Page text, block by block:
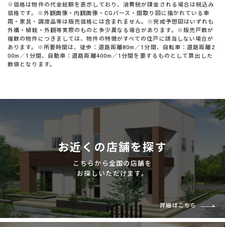
※価格は物件の代金総額を表示しており、消費税が課金される場合は税込み
価格です。※外観画像・内観画像・CGパース・間取り図に描かれている車
両・家具・調度品等は販売価格には含まれません。※完成予想図はいずれも
外構・植栽・外観等実際のものと多少異なる場合があります。※販売戸数が
複数の物件につきましては、物件の特徴がすべての住戸に該当しない場合が
あります。※所要時間は、徒歩：道路距離80m／1分間、自転車：道路距離2
00m／1分間、自動車：道路距離400m／1分間を要するものとして算出した
数値となります。
お近くの店舗を探す
こちらから全国の店舗を
お探しいただけます。
詳細はこちら